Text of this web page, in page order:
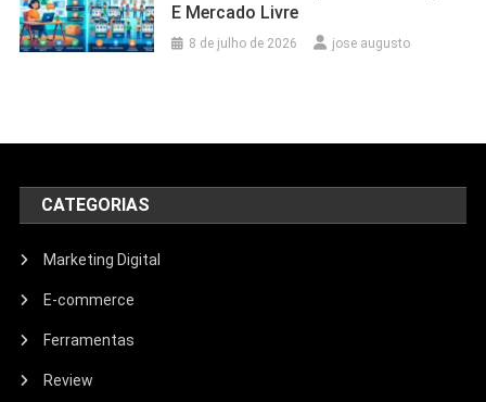
E Mercado Livre
8 de julho de 2026 jose augusto
CATEGORIAS
Marketing Digital
E-commerce
Ferramentas
Review